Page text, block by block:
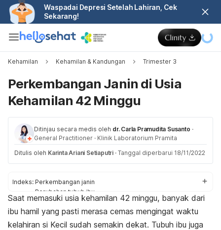
Waspadai Depresi Setelah Lahiran, Cek
Sekarang!
Kehamilan Kehamilan & Kandungan Trimester 3
Perkembangan Janin di Usia
Kehamilan 42 Minggu
Ditinjau secara medis oleh dr. Carla Pramudita Susanto ·
General Practitioner · Klinik Laboratorium Pramita
Ditulis oleh Karinta Ariani Setiaputri · Tanggal diperbarui 18/11/2022
Indeks: Perkembangan janin
Perubahan tubuh ibu
Perlu diketahui
Pemeriksaan
Kesehatan dan keamanan ibu dan janin
Saat memasuki usia kehamilan 42 minggu, banyak dari
ibu hamil yang pasti merasa cemas mengingat waktu
kelahiran si Kecil sudah semakin dekat. Tubuh ibu juga